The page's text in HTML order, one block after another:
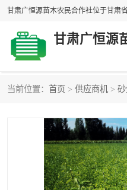
甘肃广恒源
当前位置： 首页 > 供应商机 >
圆冠榆